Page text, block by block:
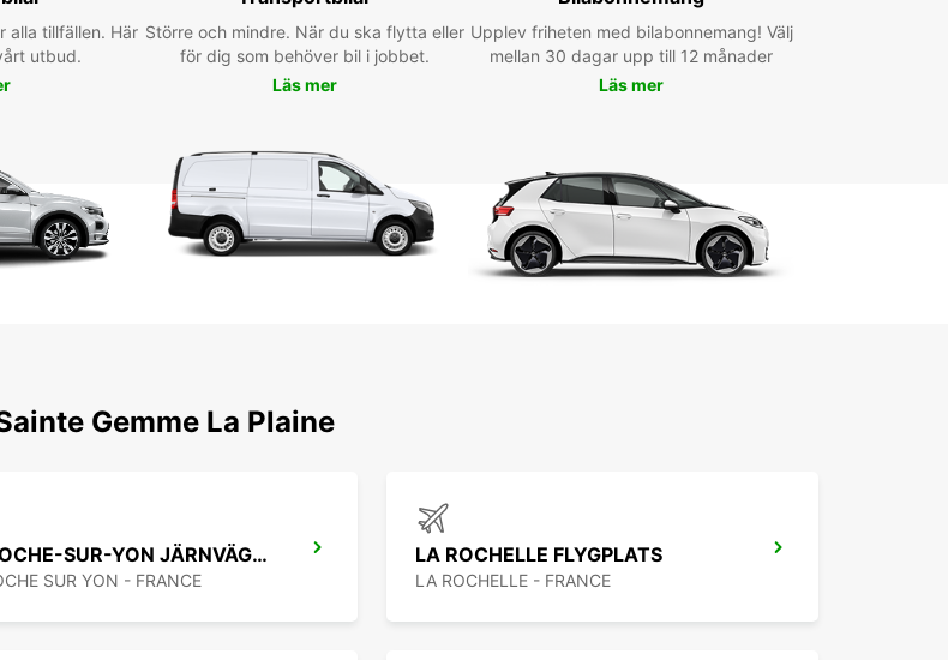
Avec votre transportbil Europcar, partez à la
découverte de tous les trésors de Sainte-Gemme-la-
Plaine. Visitez les sites touristiques incontournables,
profitez de la beauté des paysages environnants, et
votre séjour pour rendre votre expérience inoubliable.
Réservez votre transportbil à
Sainte-Gemme-la-Plaine dès
alla tillfällen. Här
utbud.
Större och mindre. När du ska flytta eller
för dig som behöver bil i jobbet.
Läs mer
Upplev friheten med bilabonnemang! Välj
mellan 30 dagar upp till 12 månader
Läs mer
Gemme La Plaine
LA ROCHE-SUR-YON JÄRNVÄGSSTATION
SUR YON - FRANCE
LA ROCHELLE FLYGPLATS
LA ROCHELLE - FRANCE